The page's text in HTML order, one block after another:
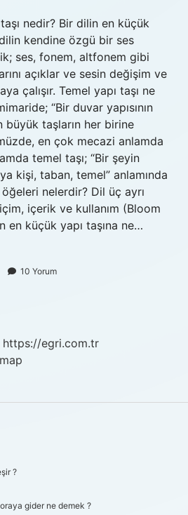
nedir? Bir dilin en küçük
kendine özgü bir ses
ses, fonem, altfonem gibi
açıklar ve sesin değişim ve
çalışır. Temel yapı taşı ne
“Bir duvar yapısının
taşların her birine
en çok mecazi anlamda
temel taşı; “Bir şeyin
kişi, taban, temel” anlamında
öğeleri nelerdir? Dil üç ayrı
içerik ve kullanım (Bloom
en küçük yapı taşına ne…
10 Yorum
https://egri.com.tr
?
gider ne demek ?